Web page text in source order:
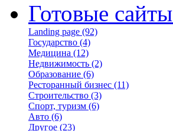
Готовые сайты
Landing page (92)
Государство (4)
Медицина (12)
Недвижимость (2)
Образование (6)
Ресторанный бизнес (11)
Строительство (3)
Спорт, туризм (6)
Авто (6)
Другое (23)